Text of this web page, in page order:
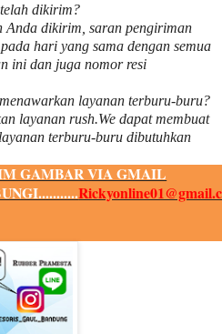
dikirim?
Anda dikirim, saran pengiriman
hari yang sama dengan semua
ini dan juga nomorresi
layanan terburu-buru?
layanan rush.We dapat membuat
terburu-buru dibutuhkan
GAMBAR VIA GMAIL